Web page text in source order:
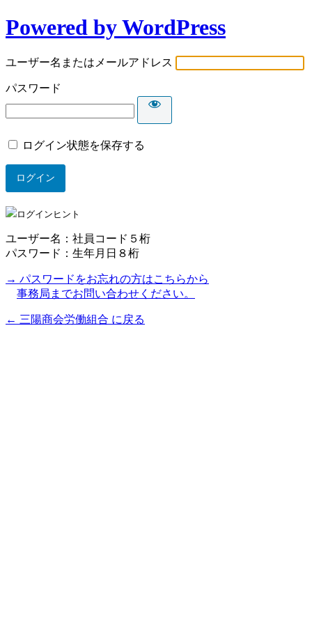
Powered by WordPress
ユーザー名またはメールアドレス
パスワード
ログイン状態を保存する
ログインヒント
ユーザー名：社員コード５桁
パスワード：生年月日８桁
→ パスワードをお忘れの方はこちらから
事務局までお問い合わせください。
← 三陽商会労働組合 に戻る